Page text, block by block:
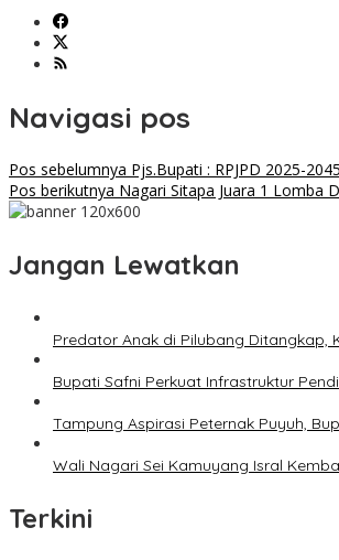
Navigasi pos
Pos sebelumnya Pjs.Bupati : RPJPD 2025-
Pos berikutnya Nagari Sitapa Juara 1 Lomba
Jangan Lewatkan
Predator Anak di Pilubang Ditangkap,
Bupati Safni Perkuat Infrastruktur
Tampung Aspirasi Peternak Puyuh,
Wali Nagari Sei Kamuyang Isral
Terkini